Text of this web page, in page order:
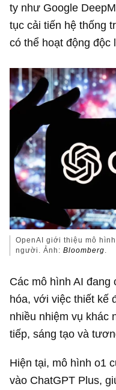
ty như Google
tục cải tiến hệ thống
có thể hoạt động độc
OpenAI giới thiệu mô
người. Ảnh:Bloomberg.
Các mô hình AI
hóa, với việc thiết kế
nhiều nhiệm vụ khác
tiếp, sáng tạo và
Hiện tại, mô hình o1
vào ChatGPT Plus,